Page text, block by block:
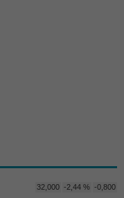
32,000 -2,44 % -0,800